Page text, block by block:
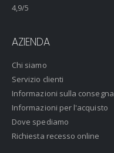
4,9/5
AZIENDA
Chi siamo
Servizio clienti
Informazioni sulla consegna
Informazioni per l'acquisto
Dove spediamo
Richiesta recesso online